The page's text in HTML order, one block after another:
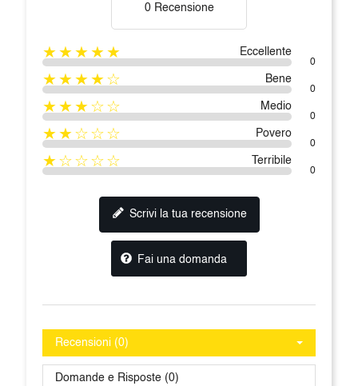
0 Recensione
★★★★★ Eccellente
0
★★★★☆ Bene
0
★★★☆☆ Medio
0
★★☆☆☆ Povero
0
★☆☆☆☆ Terribile
0
Scrivi la tua recensione
Fai una domanda
Recensioni (0)
Domande e Risposte (0)